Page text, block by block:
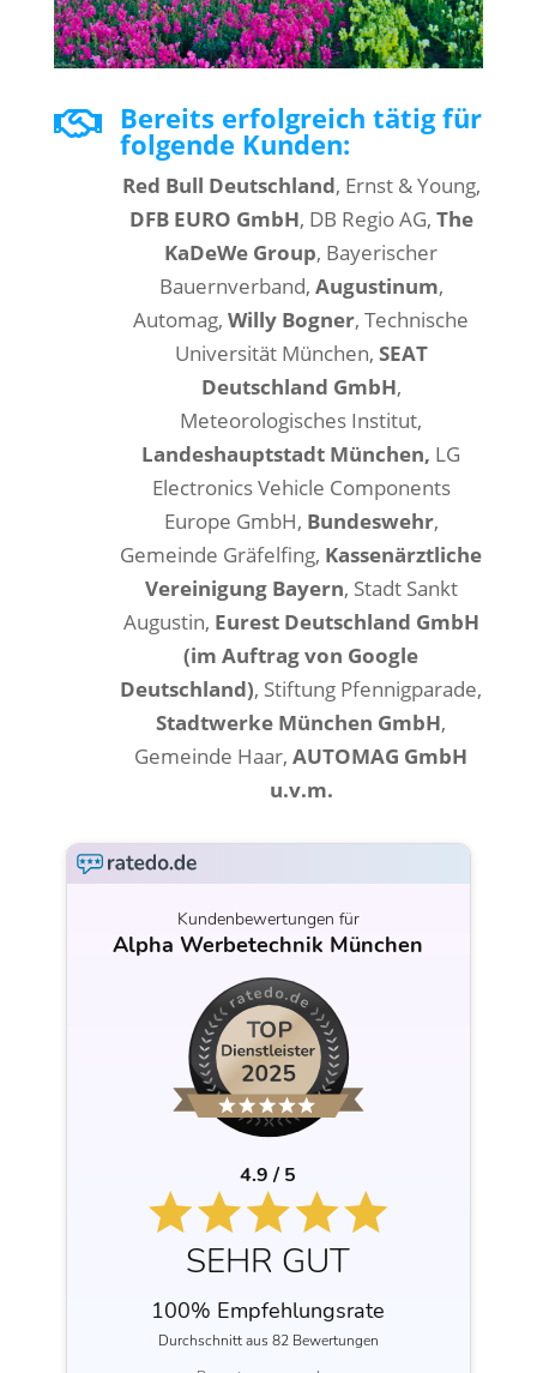
 Bereits erfolgreich tätig für
folgende Kunden:
Red Bull Deutschland, Ernst & Young,
DFB EURO GmbH, DB Regio AG, The
KaDeWe Group, Bayerischer
Bauernverband, Augustinum,
Automag,Willy Bogner, Technische
Universität München, SEAT
Deutschland GmbH,
Meteorologisches Institut,
Landeshauptstadt München, LG
Electronics Vehicle Components
Europe GmbH, Bundeswehr,
Gemeinde Gräfelfing, Kassenärztliche
Vereinigung Bayern, Stadt Sankt
Augustin, Eurest Deutschland GmbH
(im Auftrag von Google
Deutschland), Stiftung Pfennigparade,
Stadtwerke München GmbH,
Gemeinde Haar,AUTOMAG GmbH
u.v.m.
Kundenbewertungen für
Alpha Werbetechnik München
4.9 / 5
SEHR GUT
100% Empfehlungsrate
Durchschnitt aus 82 Bewertungen